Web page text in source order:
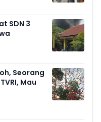
SDN 3
Seorang
Mau